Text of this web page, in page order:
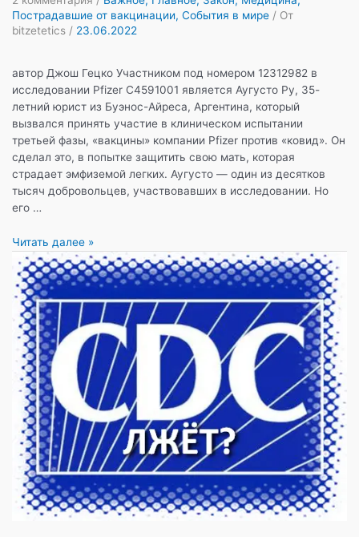
Пострадавшие от вакцинации, События в мире / От
bitzetetics / 23.06.2022
автор Джош Гецко Участником под номером 12312982 в
исследовании Pfizer C4591001 является Аугусто Ру, 35-
летний юрист из Буэнос-Айреса, Аргентина, который
вызвался принять участие в клиническом испытании
третьей фазы, «вакцины» компании Pfizer против «ковид». Он
сделал это, в попытке защитить свою мать, которая
страдает эмфиземой легких. Аугусто — один из десятков
тысяч добровольцев, участвовавших в исследовании. Но
его …
Является
ли
участник
№12312982
ключом
доказательству
того,
что
исследования
«вакцины»
Pfizer
являются
мошенническими?
Читать далее »